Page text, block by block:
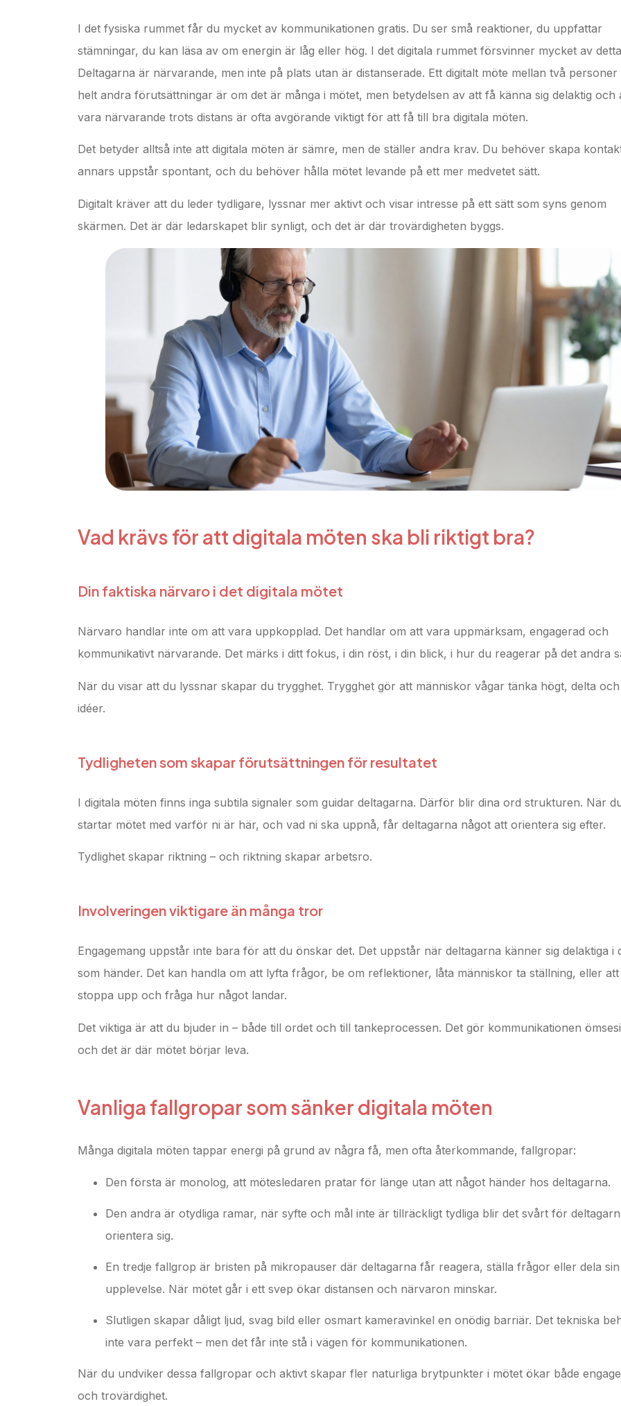
I det fysiska rummet får du mycket av kommunikationen gratis. Du ser små reaktioner, du uppfattar
stämningar, du kan läsa av om energin är låg eller hög. I det digitala rummet försvinner mycket av
Deltagarna är närvarande, men inte på plats utan är distanserade. Ett digitalt möte mellan två personer
helt andra förutsättningar är om det är många i mötet, men betydelsen av att få känna sig delaktig och
vara närvarande trots distans är ofta avgörande viktigt för att få till bra digitala möten.
Det betyder alltså inte att digitala möten är sämre, men de ställer andra krav. Du behöver skapa
annars uppstår spontant, och du behöver hålla mötet levande på ett mer medvetet sätt.
Digitalt kräver att du leder tydligare, lyssnar mer aktivt och visar intresse på ett sätt som syns genom
skärmen. Det är där ledarskapet blir synligt, och det är där trovärdigheten byggs.
Vad krävs för att digitala möten ska bli riktigt bra?
Din faktiska närvaro i det digitala mötet
Närvaro handlar inte om att vara uppkopplad. Det handlar om att vara uppmärksam, engagerad och
kommunikativt närvarande. Det märks i ditt fokus, i din röst, i din blick, i hur du reagerar på det andra
När du visar att du lyssnar skapar du trygghet. Trygghet gör att människor vågar tänka högt, delta och
idéer.
Tydligheten som skapar förutsättningen för resultatet
I digitala möten finns inga subtila signaler som guidar deltagarna. Därför blir dina ord strukturen. När
startar mötet med varför ni är här, och vad ni ska uppnå, får deltagarna något att orientera sig efter.
Tydlighet skapar riktning – och riktning skapar arbetsro.
Involveringen viktigare än många tror
Engagemang uppstår inte bara för att du önskar det. Det uppstår när deltagarna känner sig delaktiga i
som händer. Det kan handla om att lyfta frågor, be om reflektioner, låta människor ta ställning, eller
stoppa upp och fråga hur något landar.
Det viktiga är att du bjuder in – både till ordet och till tankeprocessen. Det gör kommunikationen
och det är där mötet börjar leva.
Vanliga fallgropar som sänker digitala möten
Många digitala möten tappar energi på grund av några få, men ofta återkommande, fallgropar:
Den första är monolog, att mötesledaren pratar för länge utan att något händer hos deltagarna.
Den andra är otydliga ramar, när syfte och mål inte är tillräckligt tydliga blir det svårt för
orientera sig.
En tredje fallgrop är bristen på mikropauser där deltagarna får reagera, ställa frågor eller dela sin
upplevelse. När mötet går i ett svep ökar distansen och närvaron minskar.
Slutligen skapar dåligt ljud, svag bild eller osmart kameravinkel en onödig barriär. Det tekniska
inte vara perfekt – men det får inte stå i vägen för kommunikationen.
När du undviker dessa fallgropar och aktivt skapar fler naturliga brytpunkter i mötet ökar både
och trovärdighet.